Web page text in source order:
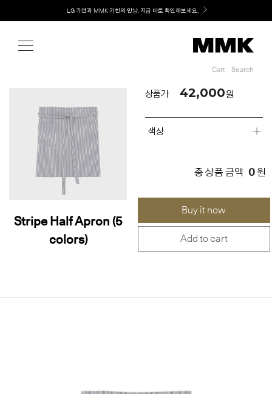
Welcome! 신규 회원가입 시 MMK Shop Coupon (총 60만원) 지급
Cart Search
Stripe Half Apron (5
colors)
상품가 42,000원
색상
총 상품 금액 0 원
Buy it now
Add to cart